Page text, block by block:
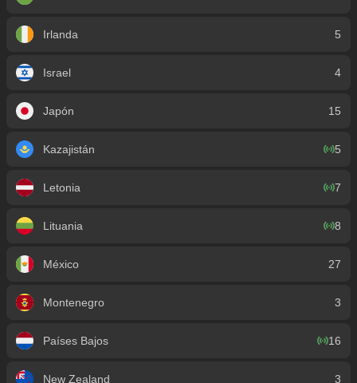
Irlanda 5
Israel 4
Japón 15
Kazajistán 5
Letonia 7
Lituania 8
México 27
Montenegro 3
Países Bajos 16
New Zealand 3